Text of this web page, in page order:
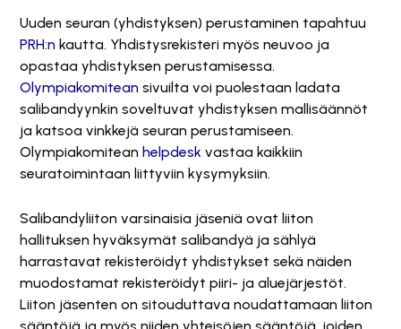
Uuden seuran (yhdistyksen) perustaminen tapahtuu
PRH:n kautta. Yhdistysrekisteri myös neuvoo ja
opastaa yhdistyksen perustamisessa.
Olympiakomitean sivuilta voi puolestaan ladata
salibandyynkin soveltuvat yhdistyksen mallisäännöt
ja katsoa vinkkejä seuran perustamiseen.
Olympiakomitean helpdesk vastaa kaikkiin
seuratoimintaan liittyviin kysymyksiin.
Salibandyliiton varsinaisia jäseniä ovat liiton
hallituksen hyväksymät salibandyä ja sählyä
harrastavat rekisteröidyt yhdistykset sekä näiden
muodostamat rekisteröidyt piiri- ja aluejärjestöt.
Liiton jäsenten on sitouduttava noudattamaan liiton
sääntöjä ja myös niiden yhteisöjen sääntöjä, joiden